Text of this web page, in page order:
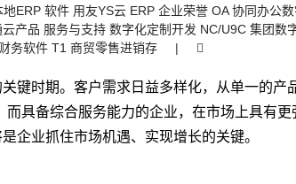
地ERP 软件 用友YS云 ERP 企业荣誉 OA 协同办公
产品 服务与支持 数字化定制开发 NC/U9C 集团数
务软件 T1 商贸零售进销存 |
键时期。客户需求日益多样化，从单一的产
而具备综合服务能力的企业，在市场上具有更
企业抓住市场机遇、实现增长的关键。